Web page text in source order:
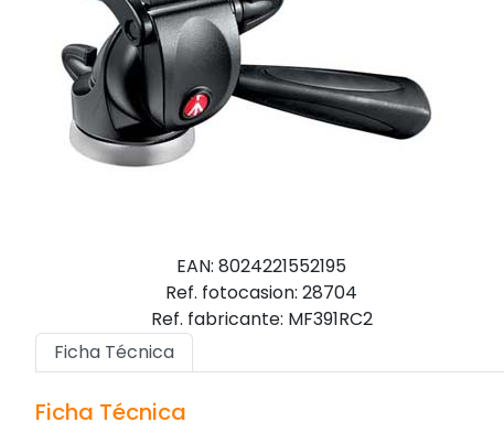
EAN: 8024221552195
Ref. fotocasion: 28704
Ref. fabricante: MF391RC2
Ficha Técnica
Ficha Técnica